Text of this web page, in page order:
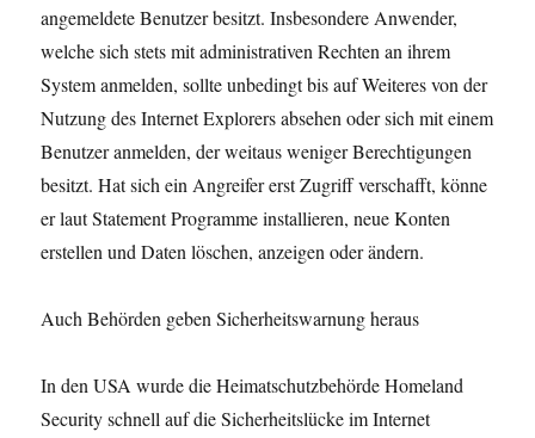
angemeldete Benutzer besitzt. Insbesondere Anwender,
welche sich stets mit administrativen Rechten an ihrem
System anmelden, sollte unbedingt bis auf Weiteres von der
Nutzung des Internet Explorers absehen oder sich mit einem
Benutzer anmelden, der weitaus weniger Berechtigungen
besitzt. Hat sich ein Angreifer erst Zugriff verschafft, könne
er laut Statement Programme installieren, neue Konten
erstellen und Daten löschen, anzeigen oder ändern.
Auch Behörden geben Sicherheitswarnung heraus
In den USA wurde die Heimatschutzbehörde Homeland
Security schnell auf die Sicherheitslücke im Internet